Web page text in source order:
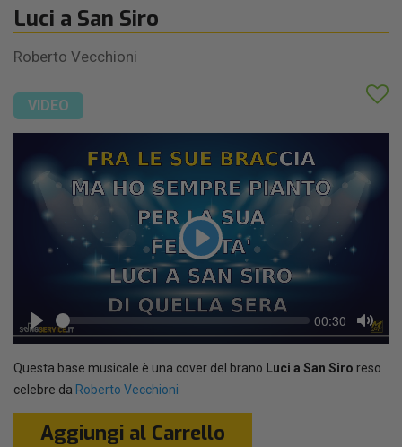
Luci a San Siro
Roberto Vecchioni
VIDEO
Play
Play
Seek Current
time
00:30
Mute
Questa base musicale è una cover del brano Luci a San Siro reso
celebre da Roberto Vecchioni
Aggiungi al Carrello